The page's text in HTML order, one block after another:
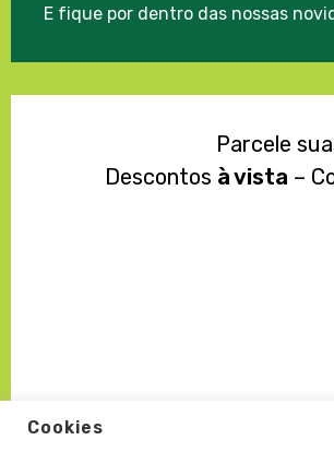
E fique por dentro das nossas
Parcele
Descontos à vista –
Cookies